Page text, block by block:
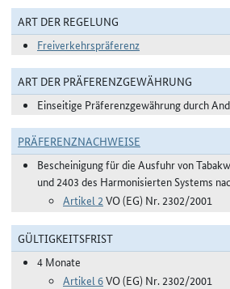
ART DER REGELUNG
Freiverkehrspräferenz
ART DER PRÄFERENZGEWÄHRUNG
Einseitige Präferenzgewährung durch
PRÄFERENZNACHWEISE
Bescheinigung für die Ausfuhr von
und 2403 des Harmonisierten Systems
Artikel 2 VO (EG) Nr. 2302/2001
GÜLTIGKEITSFRIST
4 Monate
Artikel 6VO (EG) Nr. 2302/2001